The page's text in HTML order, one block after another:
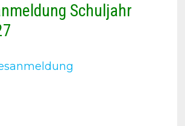
Schuljahr